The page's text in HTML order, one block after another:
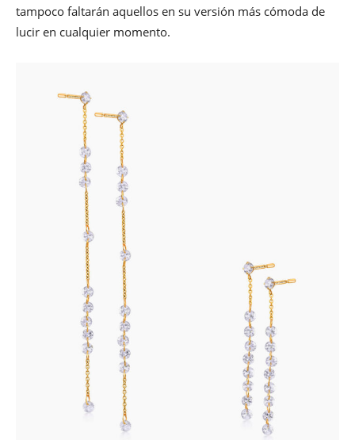
tampoco faltarán aquellos en su versión más cómoda de
lucir en cualquier momento.